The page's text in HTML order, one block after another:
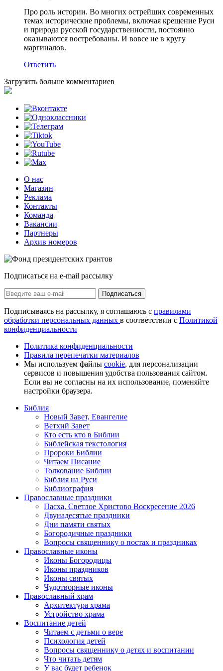
Про роль истории. Во многих острейших современных
темах исторические проблемы, включая крещение Руси
и природа русской государственности, постоянно
оказываются востребованы. И вовсе не в кругу
маргиналов.
Ответить
Загрузить больше комментариев
О нас
Магазин
Реклама
Контакты
Команда
Вакансии
Партнеры
Архив номеров
Подписаться на e-mail рассылку
Подписаться
Подписываясь на рассылку, я соглашаюсь с правилами
обработки персональных данных в соответствии с Политикой
конфиденциальности
Политика конфиденциальности
Правила перепечатки материалов
Мы используем файлы cookie, для персонализации
сервисов и повышения удобства пользования сайтом.
Если вы не согласны на их использование, поменяйте
настройки браузера.
Библия
Новый Завет, Евангелие
Ветхий Завет
Кто есть кто в Библии
Библейская текстология
Пророки Библии
Читаем Писание
Толкование Библии
Библия на Руси
Библиография
Православные праздники
Пасха, Светлое Христово Воскресение 2026
Двунадесятые праздники
Дни памяти святых
Богородичные праздники
Вопросы священнику о постах и праздниках
Православные иконы
Иконы Богородицы
Иконы праздников
Иконы святых
Чудотворные иконы
Православный храм
Архитектура храма
Устройство храма
Воспитание детей
Читаем с детьми о вере
Психология детей
Вопросы священнику о детях и воспитании
Что читать детям
У вас будет ребенок